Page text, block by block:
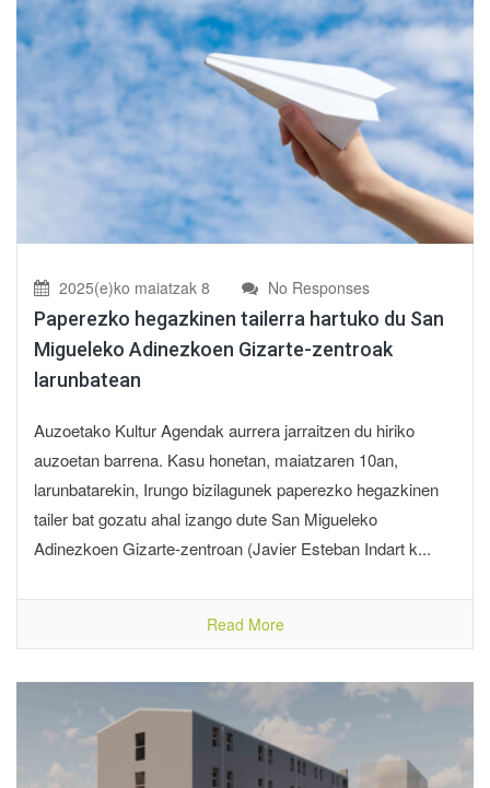
2025(e)ko maiatzak 8 No Responses
Paperezko hegazkinen tailerra hartuko du San
Migueleko Adinezkoen Gizarte-zentroak
larunbatean
Auzoetako Kultur Agendak aurrera jarraitzen du hiriko
auzoetan barrena. Kasu honetan, maiatzaren 10an,
larunbatarekin, Irungo bizilagunek paperezko hegazkinen
tailer bat gozatu ahal izango dute San Migueleko
Adinezkoen Gizarte-zentroan (Javier Esteban Indart k...
Read More